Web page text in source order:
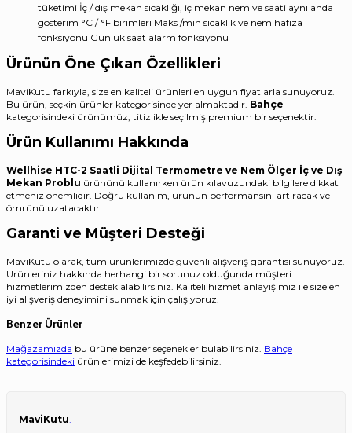
tüketimi İç / dış mekan sıcaklığı, iç mekan nem ve saati aynı anda
gösterim °C / °F birimleri Maks /min sıcaklık ve nem hafıza
fonksiyonu Günlük saat alarm fonksiyonu
Ürünün Öne Çıkan Özellikleri
MaviKutu farkıyla, size en kaliteli ürünleri en uygun fiyatlarla sunuyoruz.
Bu ürün, seçkin ürünler kategorisinde yer almaktadır. Bahçe
kategorisindeki ürünümüz, titizlikle seçilmiş premium bir seçenektir.
Ürün Kullanımı Hakkında
Wellhise HTC-2 Saatli Dijital Termometre ve Nem Ölçer İç ve Dış
Mekan Problu ürününü kullanırken ürün kılavuzundaki bilgilere dikkat
etmeniz önemlidir. Doğru kullanım, ürünün performansını artıracak ve
ömrünü uzatacaktır.
Garanti ve Müşteri Desteği
MaviKutu olarak, tüm ürünlerimizde güvenli alışveriş garantisi sunuyoruz.
Ürünleriniz hakkında herhangi bir sorunuz olduğunda müşteri
hizmetlerimizden destek alabilirsiniz. Kaliteli hizmet anlayışımız ile size en
iyi alışveriş deneyimini sunmak için çalışıyoruz.
Benzer Ürünler
Mağazamızda bu ürüne benzer seçenekler bulabilirsiniz. Bahçe
kategorisindeki ürünlerimizi de keşfedebilirsiniz.
MaviKutu